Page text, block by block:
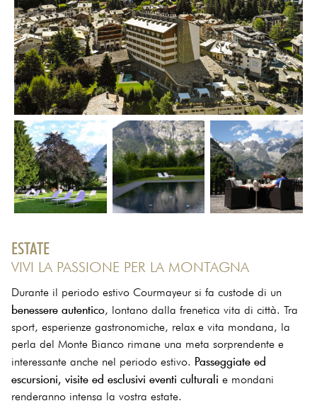
ESTATE
VIVI LA PASSIONE PER LA MONTAGNA
Durante il periodo estivo Courmayeur si fa custode di un
benessere autentico, lontano dalla frenetica vita di città. Tra
sport, esperienze gastronomiche, relax e vita mondana, la
perla del Monte Bianco rimane una meta sorprendente e
interessante anche nel periodo estivo. Passeggiate ed
escursioni, visite ed esclusivi eventi culturali e mondani
renderanno intensa la vostra estate.